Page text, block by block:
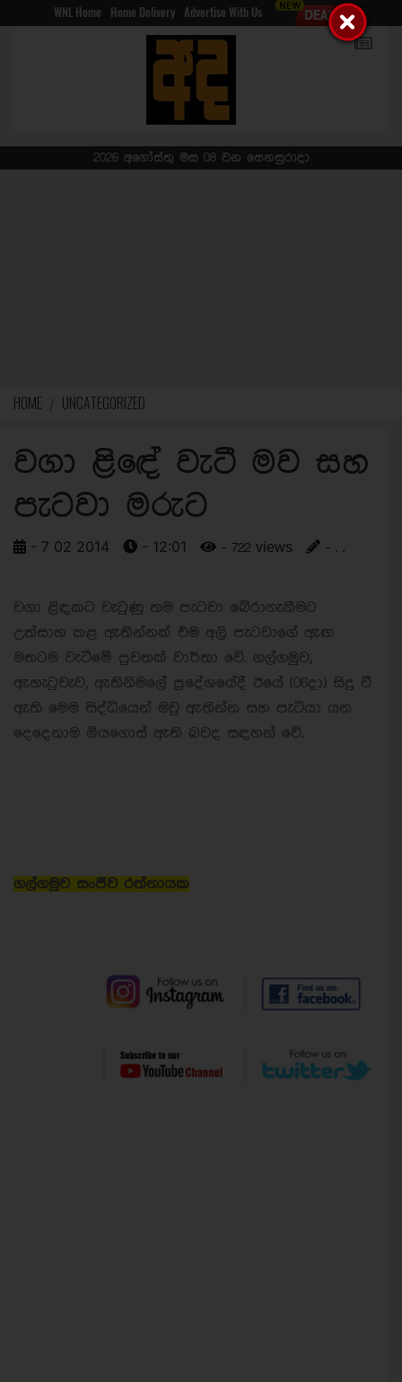
WNL Home Home Delivery Advertise With Us
2026 අගෝස්තු මස 08 වන සෙනසුරාදා
HOME UNCATEGORIZED
වගා ළිඳේ වැටී මව සහ
පැටවා මරුට
- 7 02 2014 - 12:01 - 722 views - . .
වගා ළිඳකට වැටුණු තම පැටවා බේරාගැනීමට
උත්සාහ කළ ඇතින්නක් එම අලි පැටවාගේ ඇඟ
මතටම වැටීමේ පුවතක් වාර්තා වේ. ගල්ගමුව,
ඇහැටුවැව, ඇතිනිමලේ ප්‍රදේශයේදී ඊයේ (06දා) සිදු වී
ඇති මෙම සිද්ධියෙන් මවු ඇතින්න සහ පැටියා යන
දෙදෙනාම මියගොස් ඇති බවද සඳහන් වේ.
ගල්ගමුව සංජීව රත්නායක